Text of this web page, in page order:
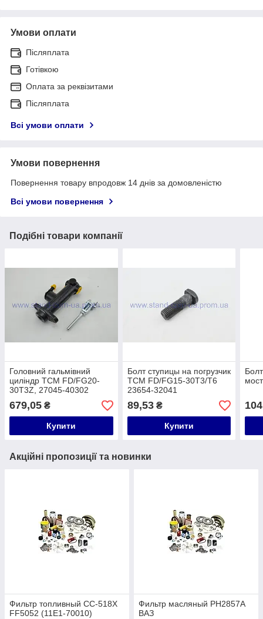
Умови оплати
Післяплата
Готівкою
Оплата за реквізитами
Післяплата
Всі умови оплати
Умови повернення
Повернення товару впродовж 14 днів за домовленістю
Всі умови повернення
Подібні товари компанії
Головний гальмівний
циліндр TCM FD/FG20-
30T3Z, 27045-40302
679,05 ₴
Купити
Болт ступицы на погрузчик
TCM FD/FG15-30T3/T6
23654-32041
89,53₴
Купити
Акційні пропозиції та новинки
Фильтр топливный CC-518X
FF5052 (11E1-70010)
Фильтр масляный PH2857A
ВАЗ